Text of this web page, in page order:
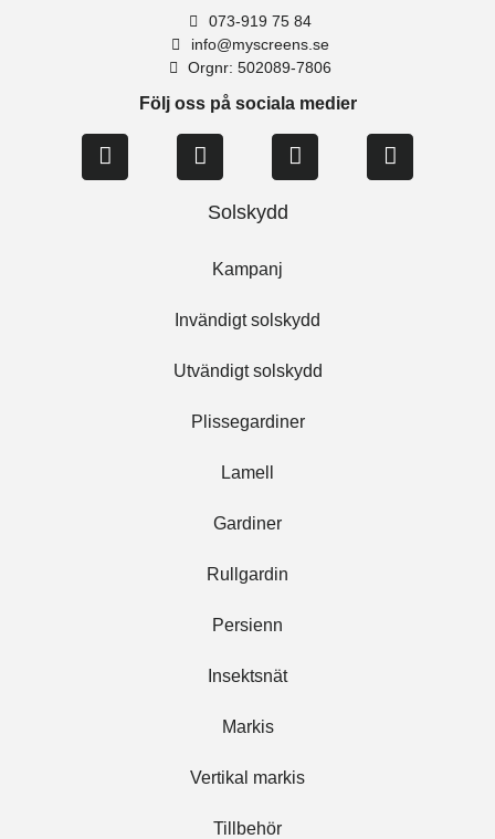
073-919 75 84
info@myscreens.se
Orgnr: 502089-7806
Följ oss på sociala medier
Solskydd
Kampanj
Invändigt solskydd
Utvändigt solskydd
Plissegardiner
Lamell
Gardiner
Rullgardin
Persienn
Insektsnät
Markis
Vertikal markis
Tillbehör